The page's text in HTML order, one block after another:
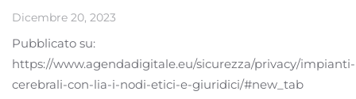
Dicembre 20, 2023
Pubblicato su:
https://www.agendadigitale.eu/sicurezza/privacy/impianti-
cerebrali-con-lia-i-nodi-etici-e-giuridici/#new_tab